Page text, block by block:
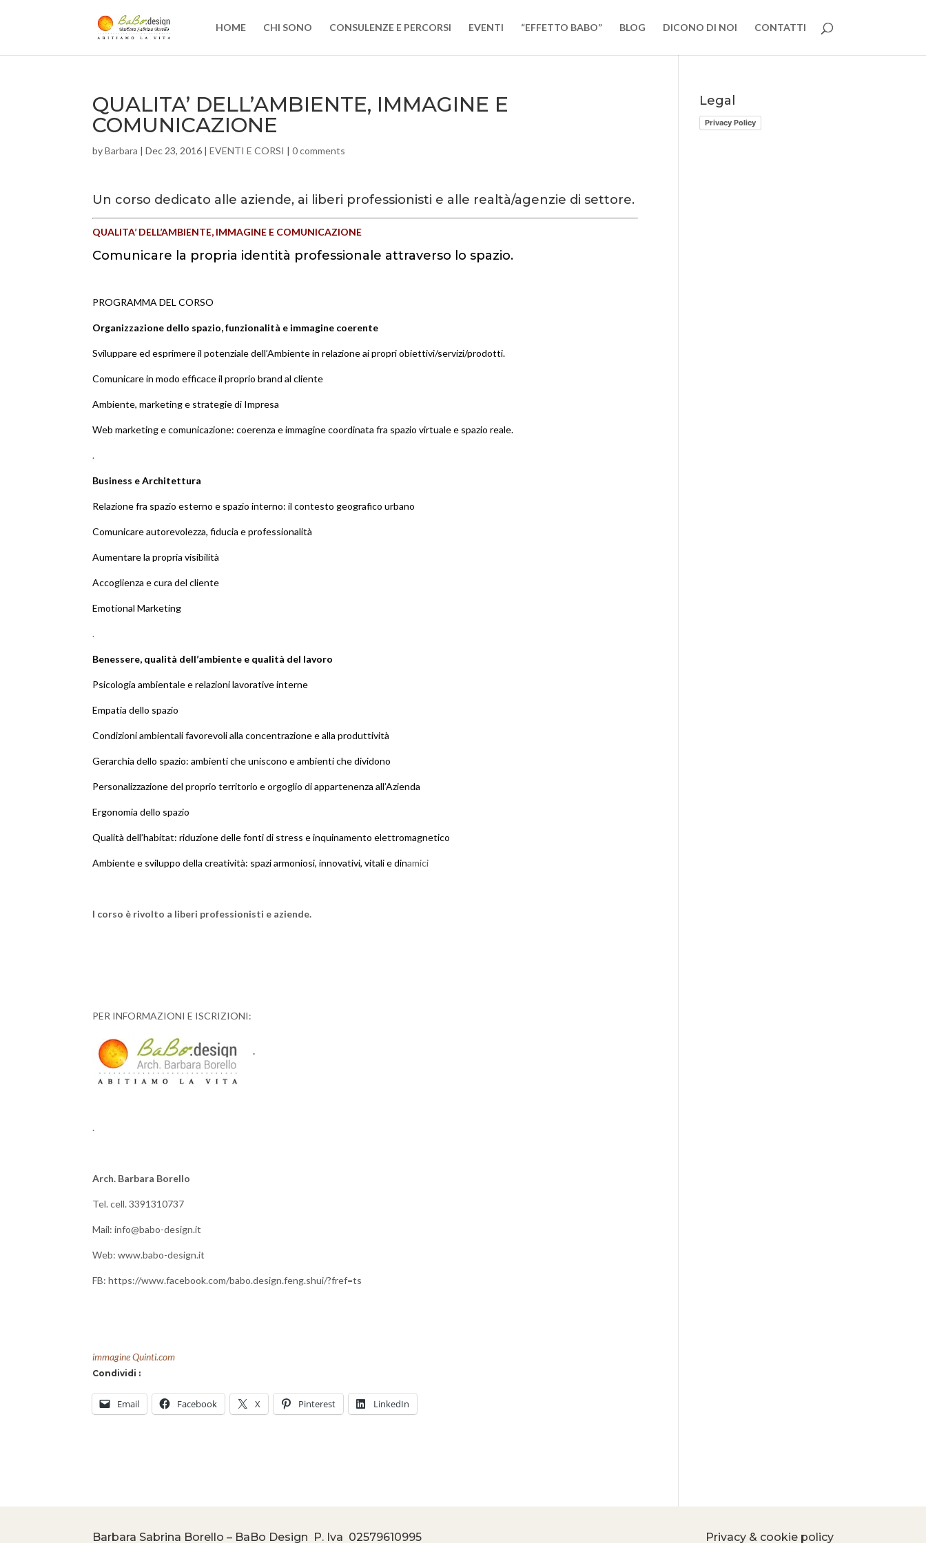
HOME CHI SONO CONSULENZE E PERCORSI EVENTI “EFFETTO BABO” BLOG DICONO DI NOI CONTATTI
QUALITA’ DELL’AMBIENTE, IMMAGINE E
COMUNICAZIONE
byBarbara |Dec 23, 2016 |EVENTI E CORSI |0 comments
Un corso dedicato alle aziende, ai liberi professionisti e alle realtà/agenzie di settore.
QUALITA’ DELL’AMBIENTE, IMMAGINE E COMUNICAZIONE
Comunicare la propria identità professionale attraverso lo spazio.
PROGRAMMA DEL CORSO
Organizzazione dello spazio, funzionalità e immagine coerente
Sviluppare ed esprimere il potenziale dell’Ambiente in relazione ai propri obiettivi/servizi/prodotti.
Comunicare in modo efficace il proprio brand al cliente
Ambiente, marketing e strategie di Impresa
Web marketing e comunicazione: coerenza e immagine coordinata fra spazio virtuale e spazio reale.
.
Business e Architettura
Relazione fra spazio esterno e spazio interno: il contesto geografico urbano
Comunicare autorevolezza, fiducia e professionalità
Aumentare la propria visibilità
Accoglienza e cura del cliente
Emotional Marketing
.
Benessere, qualità dell’ambiente e qualità del lavoro
Psicologia ambientale e relazioni lavorative interne
Empatia dello spazio
Condizioni ambientali favorevoli alla concentrazione e alla produttività
Gerarchia dello spazio: ambienti che uniscono e ambienti che dividono
Personalizzazione del proprio territorio e orgoglio di appartenenza all’Azienda
Ergonomia dello spazio
Qualità dell’habitat: riduzione delle fonti di stress e inquinamento elettromagnetico
Ambiente e sviluppo della creatività: spazi armoniosi, innovativi, vitali e dinamici
I corso è rivolto a liberi professionisti e aziende.
PER INFORMAZIONI E ISCRIZIONI:
.
.
Arch. Barbara Borello
Tel. cell. 3391310737
Mail: info@babo-design.it
Web: www.babo-design.it
FB: https://www.facebook.com/babo.design.feng.shui/?fref=ts
immagine Quinti.com
Condividi :
Email Facebook X Pinterest LinkedIn
Legal
Privacy Policy
Barbara Sabrina Borello – BaBo Design P. Iva 02579610995 Privacy & cookie policy